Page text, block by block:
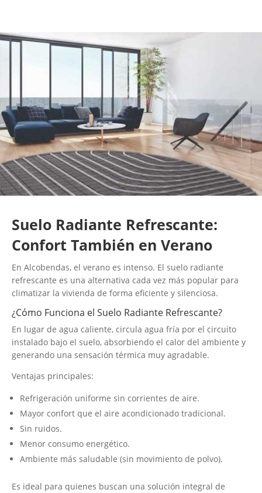
Suelo Radiante Refrescante:
Confort También en Verano
En Alcobendas, el verano es intenso. El suelo radiante
refrescante es una alternativa cada vez más popular para
climatizar la vivienda de forma eficiente y silenciosa.
¿Cómo Funciona el Suelo Radiante Refrescante?
En lugar de agua caliente, circula agua fría por el circuito
instalado bajo el suelo, absorbiendo el calor del ambiente y
generando una sensación térmica muy agradable.
Ventajas principales:
Refrigeración uniforme sin corrientes de aire.
Mayor confort que el aire acondicionado tradicional.
Sin ruidos.
Menor consumo energético.
Ambiente más saludable (sin movimiento de polvo).
Es ideal para quienes buscan una solución integral de